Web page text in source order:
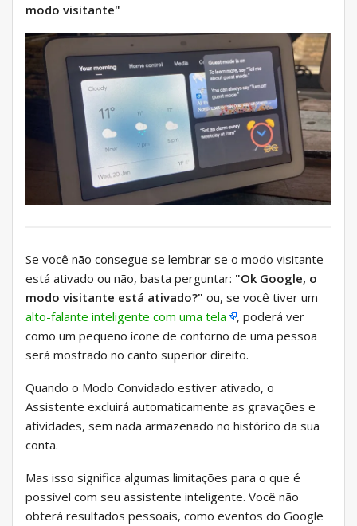
modo visitante"
Se você não consegue se lembrar se o modo visitante
está ativado ou não, basta perguntar: "Ok Google, o
modo visitante está ativado?" ou, se você tiver um
alto-falante inteligente com uma tela
, poderá ver
como um pequeno ícone de contorno de uma pessoa
será mostrado no canto superior direito.
Quando o Modo Convidado estiver ativado, o
Assistente excluirá automaticamente as gravações e
atividades, sem nada armazenado no histórico da sua
conta.
Mas isso significa algumas limitações para o que é
possível com seu assistente inteligente. Você não
obterá resultados pessoais, como eventos do Google